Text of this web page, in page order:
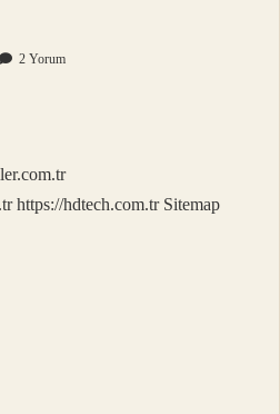
2 Yorum
https://hdtech.com.tr Sitemap